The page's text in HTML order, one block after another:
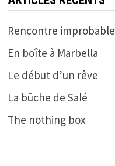
Rencontre improbable
En boîte à Marbella
Le début d’un rêve
La bûche de Salé
The nothing box